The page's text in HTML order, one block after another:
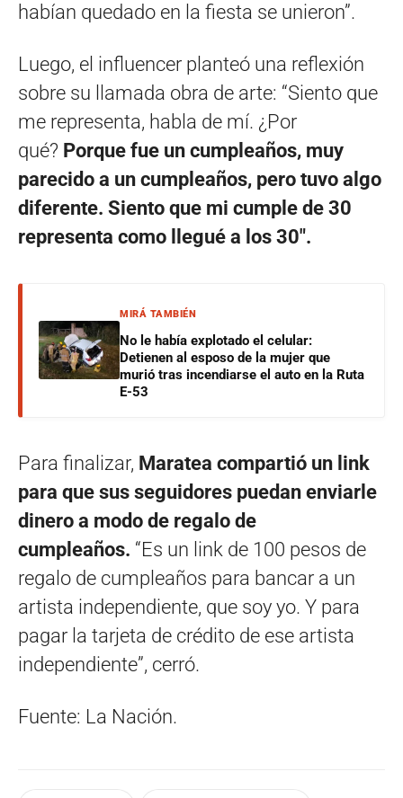
habían quedado en la fiesta se unieron”.
Luego, el influencer planteó una reflexión
sobre su llamada obra de arte: “Siento que
me representa, habla de mí. ¿Por
qué? Porque fue un cumpleaños, muy
parecido a un cumpleaños, pero tuvo algo
diferente. Siento que mi cumple de 30
representa como llegué a los 30″.
MIRÁ TAMBIÉN
No le había explotado el celular:
Detienen al esposo de la mujer que
murió tras incendiarse el auto en la Ruta
E-53
Para finalizar, Maratea compartió un link
para que sus seguidores puedan enviarle
dinero a modo de regalo de
cumpleaños. “Es un link de 100 pesos de
regalo de cumpleaños para bancar a un
artista independiente, que soy yo. Y para
pagar la tarjeta de crédito de ese artista
independiente”, cerró.
Fuente: La Nación.